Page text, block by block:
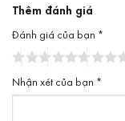
Thêm đánh giá
Đánh giá của bạn *
Nhận xét của bạn *